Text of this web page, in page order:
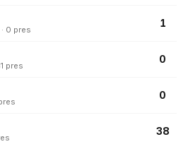
· 0 pres
1
pres
0
0
38